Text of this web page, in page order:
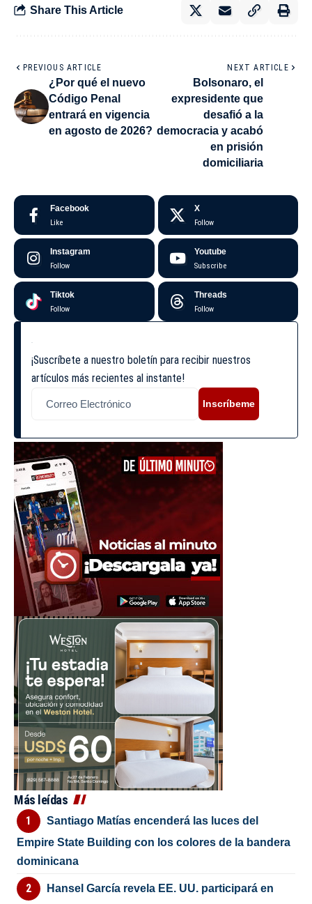
Share This Article
PREVIOUS ARTICLE
¿Por qué el nuevo
Código Penal
entrará en vigencia
en agosto de 2026?
NEXT ARTICLE
Bolsonaro, el
expresidente que
desafió a la
democracia y acabó
en prisión
domiciliaria
Facebook
Like
X
Follow
Instagram
Follow
Youtube
Subscribe
Tiktok
Follow
Threads
Follow
¡Suscríbete a nuestro boletín para recibir nuestros
artículos más recientes al instante!
Inscríbeme
Más leídas
Santiago Matías encenderá las luces del
Empire State Building con los colores de la bandera
dominicana
Hansel García revela EE. UU. participará en